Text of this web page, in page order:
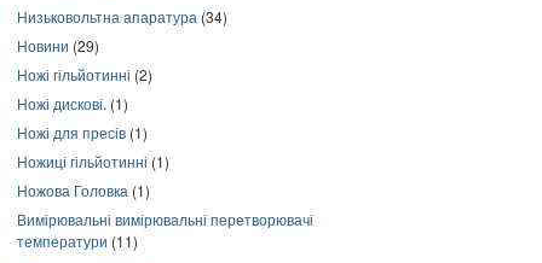
Низьковольтна апаратура (34)
Новини (29)
Ножі гільйотинні (2)
Ножі дискові. (1)
Ножі для пресів (1)
Ножиці гільйотинні (1)
Ножова Головка (1)
Вимірювальні вимірювальні перетворювачі
температури (11)